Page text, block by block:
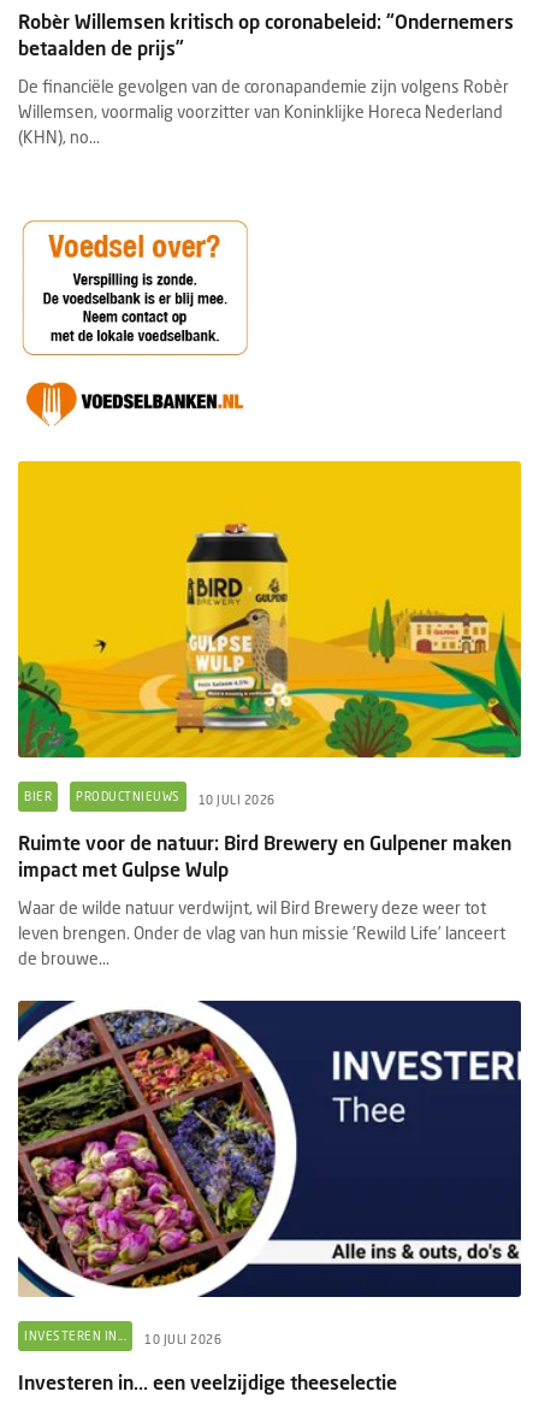
Robèr Willemsen kritisch op coronabeleid: “Ondernemers
betaalden de prijs”
De financiële gevolgen van de coronapandemie zijn volgens Robèr
Willemsen, voormalig voorzitter van Koninklijke Horeca Nederland
(KHN), no...
BIER PRODUCTNIEUWS 10 JULI 2026
Ruimte voor de natuur: Bird Brewery en Gulpener maken
impact met Gulpse Wulp
Waar de wilde natuur verdwijnt, wil Bird Brewery deze weer tot
leven brengen. Onder de vlag van hun missie 'Rewild Life’ lanceert
de brouwe...
INVESTEREN IN... 10 JULI 2026
Investeren in... een veelzijdige theeselectie